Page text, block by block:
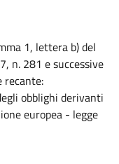
1, lettera b) del
n. 281 e successive
recante:
obblighi derivanti
europea - legge